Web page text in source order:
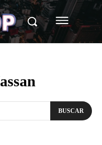
BUSCAR